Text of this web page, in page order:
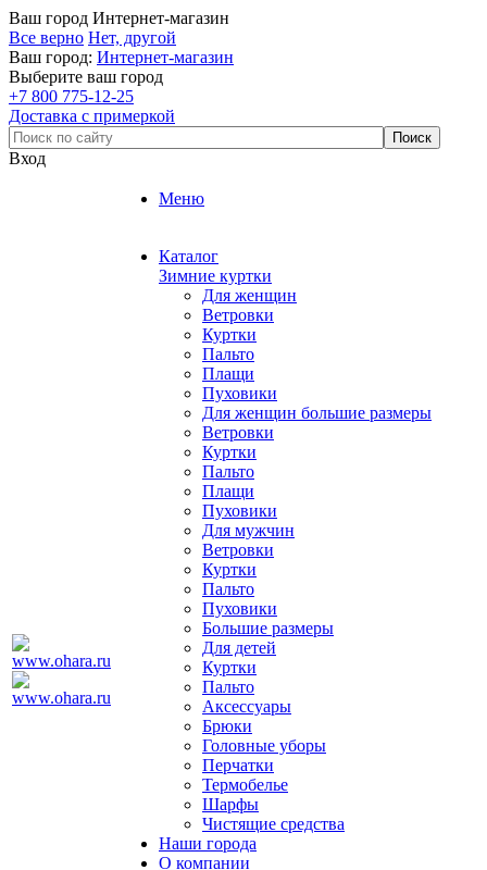
Ваш город Интернет-магазин
Все верно Нет, другой
Ваш город: Интернет-магазин
Выберите ваш город
+7 800 775-12-25
Доставка с примеркой
Вход
Меню
Каталог
Зимние куртки
Для женщин
Ветровки
Куртки
Пальто
Плащи
Пуховики
Для женщин большие размеры
Ветровки
Куртки
Пальто
Плащи
Пуховики
Для мужчин
Ветровки
Куртки
Пальто
Пуховики
Большие размеры
Для детей
Куртки
Пальто
Аксессуары
Брюки
Головные уборы
Перчатки
Термобелье
Шарфы
Чистящие средства
Наши города
О компании